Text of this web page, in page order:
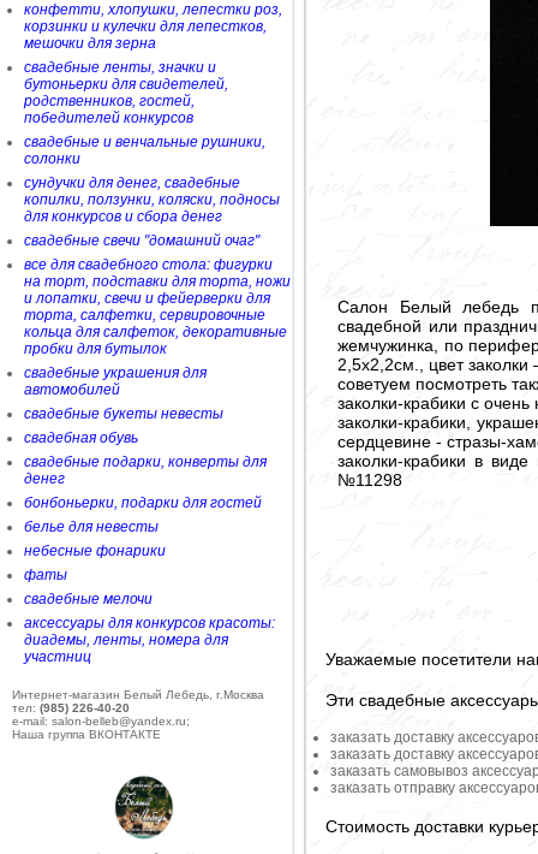
конфетти, хлопушки, лепестки роз,
корзинки и кулечки для лепестков,
мешочки для зерна
свадебные ленты, значки и
бутоньерки для свидетелей,
родственников, гостей,
победителей конкурсов
свадебные и венчальные рушники,
солонки
сундучки для денег, свадебные
копилки, ползунки, коляски, подносы
для конкурсов и сбора денег
свадебные свечи "домашний очаг"
все для свадебного стола: фигурки
на торт, подставки для торта, ножи
и лопатки, свечи и фейерверки для
торта, салфетки, сервировочные
кольца для салфеток, декоративные
пробки для бутылок
свадебные украшения для
автомобилей
свадебные букеты невесты
свадебная обувь
свадебные подарки, конверты для
денег
бонбоньерки, подарки для гостей
белье для невесты
небесные фонарики
фаты
свадебные мелочи
аксессуары для конкурсов красоты:
диадемы, ленты, номера для
участниц
Интернет-магазин Белый Лебедь, г.Москва
тел: (985) 226-40-20
e-mail: salon-belleb@yandex.ru;
Наша группа ВКОНТАКТЕ
Салон Белый лебедь
свадебной или
жемчужинка, по
2,5х2,2см., цвет заколки
советуем посмотреть
заколки-крабики с
заколки-крабики,
сердцевине - стразы-
заколки-крабики в
№11298
Уважаемые посетители
Эти свадебные
заказать доставку
заказать доставку
заказать самовывоз
заказать отправку
Стоимость доставки